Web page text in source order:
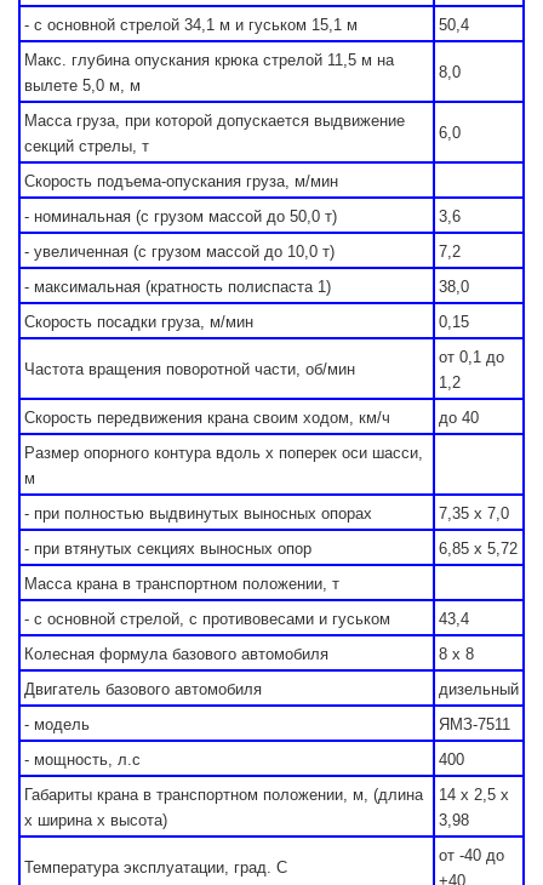
- с основной стрелой 34,1 м и гуськом 15,1 м
50,4
Макс. глубина опускания крюка стрелой 11,5 м на
вылете 5,0 м, м
8,0
Масса груза, при которой допускается выдвижение
секций стрелы, т
6,0
Скорость подъема-опускания груза, м/мин
- номинальная (с грузом массой до 50,0 т)
3,6
- увеличенная (с грузом массой до 10,0 т)
7,2
- максимальная (кратность полиспаста 1)
38,0
Скорость посадки груза, м/мин
0,15
Частота вращения поворотной части, об/мин
от 0,1 до
1,2
Скорость передвижения крана своим ходом, км/ч
до 40
Размер опорного контура вдоль х поперек оси шасси,
м
- при полностью выдвинутых выносных опорах
7,35 х 7,0
- при втянутых секциях выносных опор
6,85 х 5,72
Масса крана в транспортном положении, т
- с основной стрелой, с противовесами и гуськом
43,4
Колесная формула базового автомобиля
8 х 8
Двигатель базового автомобиля
дизельный
- модель
ЯМЗ-7511
- мощность, л.с
400
Габариты крана в транспортном положении, м, (длина
х ширина х высота)
14 х 2,5 х
3,98
Температура эксплуатации, град. С
от -40 до
+40